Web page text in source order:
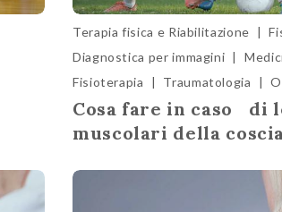
Terapia fisica e Riabilitazione
Diagnostica per immagini
Fisioterapia
Traumatologia
Cosa fare in caso di
muscolari della